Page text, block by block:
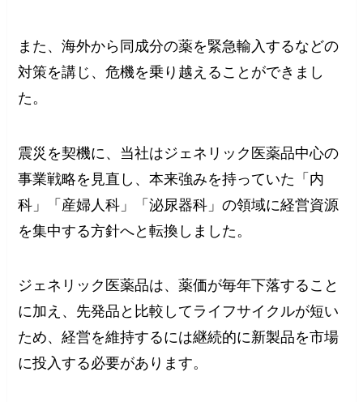
また、海外から同成分の薬を緊急輸入するなどの
対策を講じ、危機を乗り越えることができまし
た。
震災を契機に、当社はジェネリック医薬品中心の
事業戦略を見直し、本来強みを持っていた「内
科」「産婦人科」「泌尿器科」の領域に経営資源
を集中する方針へと転換しました。
ジェネリック医薬品は、薬価が毎年下落すること
に加え、先発品と比較してライフサイクルが短い
ため、経営を維持するには継続的に新製品を市場
に投入する必要があります。